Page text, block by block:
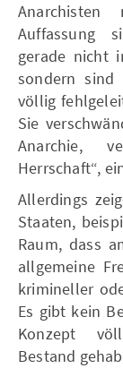
Auffassung
gerade nicht
sondern sind
völlig
Sie
Anarchie,
Herrschaft“,
Allerdings
Staaten,
Raum, dass
allgemeine
krimineller
Es gibt kein
Konzept
Bestand